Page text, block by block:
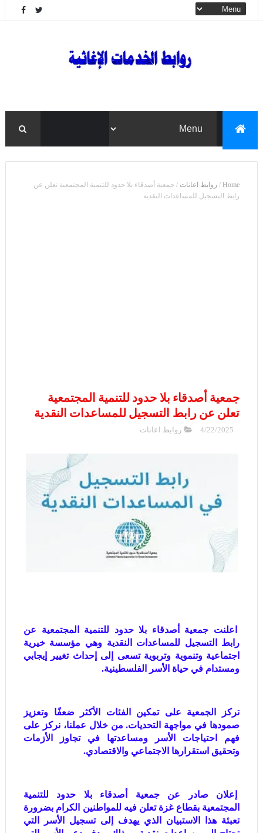
Home
/ روابط اعانات / جمعية أصدقاء بلا حدود للتنمية المجتمعية تعلن عن
رابط التسجيل للمساعدات النقدية
جمعية أصدقاء بلا حدود للتنمية المجتمعية
تعلن عن رابط التسجيل للمساعدات النقدية
4/22/2025 روابط اعانات
اعلنت جمعية أصدقاء بلا حدود للتنمية المجتمعية عن
رابط التسجيل للمساعدات النقدية وهي مؤسسة خيرية
اجتماعية وتنموية وتربوية تسعى إلى إحداث تغيير إيجابي
ومستدام في حياة الأسر الفلسطينية.
تركز الجمعية على تمكين الفئات الأكثر ضعفًا وتعزيز
صمودها في مواجهة التحديات. من خلال عملنا، نركز على
فهم احتياجات الأسر ومساعدتها في تجاوز الأزمات
وتحقيق استقرارها الاجتماعي والاقتصادي.
إعلان صادر عن جمعية أصدقاء بلا حدود للتنمية
المجتمعية بقطاع غزة تعلن فيه للمواطنين الكرام بضرورة
تعبئة هذا الاستبيان الذي يهدف إلى تسجيل الأسر التي